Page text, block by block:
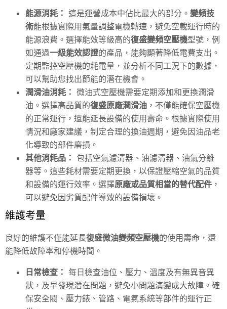
能源消耗： 這是運營成本中佔比最大的部分。 變頻技
術能根據實際用氣量調整電機轉速，避免空載運行時的
能源浪費。選擇能效等級高的復盛變頻空壓機型號，例
如通過一級能效認證的產品，能夠顯著降低電費支出。
定期監控空壓機的耗電量，並分析不同工況下的數據，
可以幫助您找出節能的潛在機會。
潤滑油消耗： 微油式空壓機需要定期添加和更換潤滑
油。選擇高品質的復盛原廠潤滑油 ，不僅能確保空壓機
的正常運行，還能延長設備的使用壽命。根據實際使用
情況和廠家建議，制定合理的換油週期，避免因油品老
化導致的部件磨損。
其他消耗品： 包括空氣濾清器、油濾清器、油氣分離
器等。這些耗材需要定期更換，以保證壓縮空氣的品質
和設備的運行效率。選擇原廠或品質相當的替代配件 ，
可以避免因劣質配件導致的設備損壞。
維護考量
良好的維護不僅能延長復盛微油變頻空壓機的使用壽命，還
能降低故障率和停機時間。
日常檢查： 每日檢查油位、壓力、溫度及有無異音異
狀，及早發現潛在問題，避免小問題演變成大故障。確
保安全閥、壓力錶、管路、電氣系統等部件的運行正